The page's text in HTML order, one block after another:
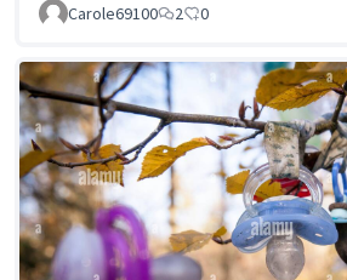
Carole69100
2 0